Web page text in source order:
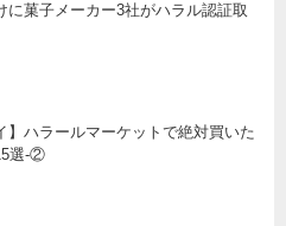
に菓子メーカー3社がハラル認証取
】ハラールマーケットで絶対買いた
選-②